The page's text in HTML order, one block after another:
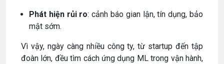
Phát hiện rủi ro: cảnh báo gian lận, tín dụng, bảo
mật sớm.
Vì vậy, ngày càng nhiều công ty, từ startup đến tập
đoàn lớn, đều tìm cách ứng dụng ML trong vận hành,